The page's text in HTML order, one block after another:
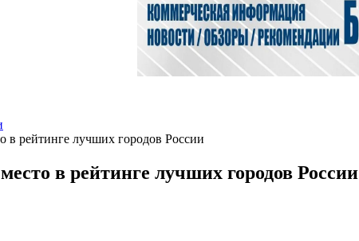
в рейтинге лучших городов России
в рейтинге лучших городов России